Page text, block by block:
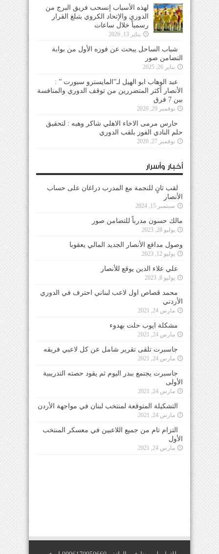
لهذه الأسباب إنسحب فريق البرج من
الدوري والإتحاد الكروي يتبلغ القرار
رسمياً خلال ساعات
يناير 13, 2026
شباب الساحل يبحث عن فوزه الأول من بوابة
التضامن صور
يناير 26, 2025
عبد الوهاب ابو الهيل لـ”المايسترو سبورت ” :
الأنصار أكثر المتضررين من توقف الدوري والمنافسة
بين 7 فرق
نوفمبر 29, 2020
حارس مرمى الاخاء الاهلي شاكر وهبه : لتحقيق
حلم النادي الفوز بلقب الدوري
نوفمبر 27, 2020
أخبار وأسرار
لقب ثانٍ للنجمة مع المدرب دراغان على حساب
الأنصار
سبتمبر 15, 2024
مالك حسون مدرباً للتضامن صور
يوليو 28, 2023
وصول مدافع الأنصار الجديد المالي يعقوبا
يوليو 12, 2023
علي علاء الدين يوقع للأنصار
يوليو 8, 2023
محمد قصاص اول لاعب لبناني احترف في الدوري
الأردني
مارس 24, 2021
مشكلة ايوب حلت بهدوء
مارس 24, 2021
جاسبرت تلقى تقرير شامل عن كل لاعبي فريقه
مارس 24, 2021
جاسبرت يجتمع ببدر اليوم ثم يقود حصته التدريبية
الأولى
مارس 24, 2021
التشكيلة المتوقعة لمنتخب لبنان في مواجهة الأردن
مارس 24, 2021
التزام تام من جميع اللاعبين في معسكر المنتخب
الأول
مارس 24, 2021